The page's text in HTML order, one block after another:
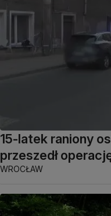
15-latek raniony
przeszedł
WROCŁAW